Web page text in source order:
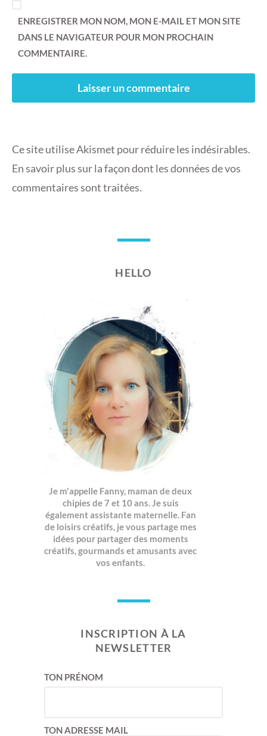
ENREGISTRER MON NOM, MON E-MAIL ET MON SITE
DANS LE NAVIGATEUR POUR MON PROCHAIN
COMMENTAIRE.
Ce site utilise Akismet pour réduire les indésirables.
En savoir plus sur la façon dont les données de vos
commentaires sont traitées.
HELLO
Je m'appelle Fanny, maman de deux
chipies de 7 et 10 ans. Je suis
également assistante maternelle. Fan
de loisirs créatifs, je vous partage mes
idées pour partager des moments
créatifs, gourmands et amusants avec
vos enfants.
INSCRIPTION À LA
NEWSLETTER
TON PRÉNOM
TON ADRESSE MAIL